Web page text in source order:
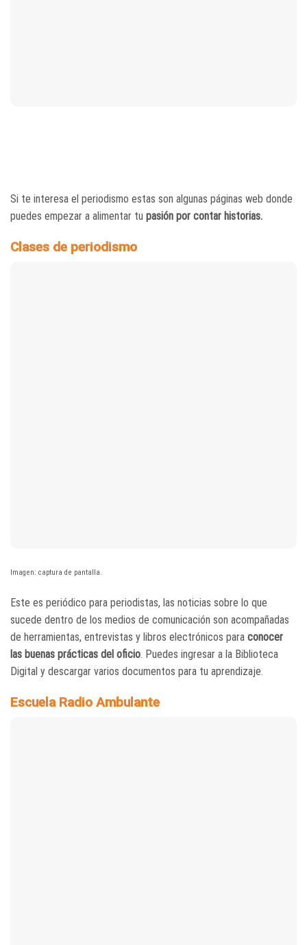
Si te interesa el periodismo estas son algunas páginas web donde
puedes empezar a alimentar tu pasión por contar historias.
Clases de periodismo
Imagen: captura de pantalla.
Este es periódico para periodistas, las noticias sobre lo que
sucede dentro de los medios de comunicación son acompañadas
de herramientas, entrevistas y libros electrónicos para conocer
las buenas prácticas del oficio. Puedes ingresar a la Biblioteca
Digital y descargar varios documentos para tu aprendizaje.
Escuela Radio Ambulante